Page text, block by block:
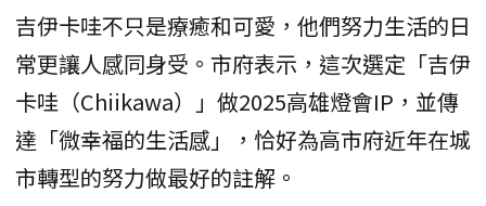
吉伊卡哇不只是療癒和可愛，他們努力生活的日
常更讓人感同身受。市府表示，這次選定「吉伊
卡哇（Chiikawa）」做2025高雄燈會IP，並傳
達「微幸福的生活感」，恰好為高市府近年在城
市轉型的努力做最好的註解。